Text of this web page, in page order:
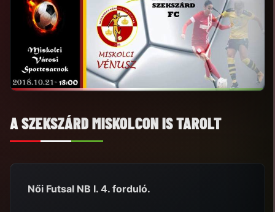
A SZEKSZÁRD MISKOLCON IS TAROLT
Női Futsal NB I. 4. forduló.